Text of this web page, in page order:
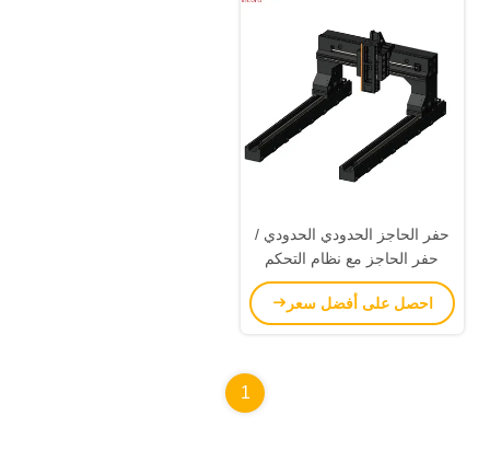
حفر الحاجز الحدودي الحدودي /
حفر الحاجز مع نظام التحكم
Kaiendi K1000MFli
احصل على أفضل سعر
1